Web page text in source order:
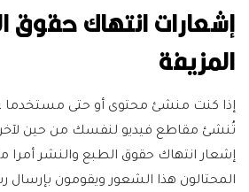
إشعارات انتهاك حقوق
المزيفة
إذا كنت منشئ محتوى أو حتى مستخدما
تُنشئ مقاطع فيديو لنفسك من حين
إشعار انتهاك حقوق الطبع والنشر أمرا
المحتالون هذا الشعور ويقومون بإرسال